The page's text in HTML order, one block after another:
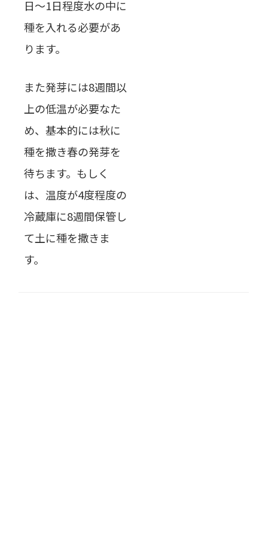
日～1日程度水の中に
種を入れる必要があ
ります。
また発芽には8週間以
上の低温が必要なた
め、基本的には秋に
種を撒き春の発芽を
待ちます。もしく
は、温度が4度程度の
冷蔵庫に8週間保管し
て土に種を撒きま
す。